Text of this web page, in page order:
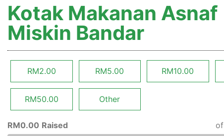
Kotak Makanan Asnaf
Miskin Bandar
RM2.00 RM5.00 RM10.00
RM50.00 Other
RM0.00 Raised of